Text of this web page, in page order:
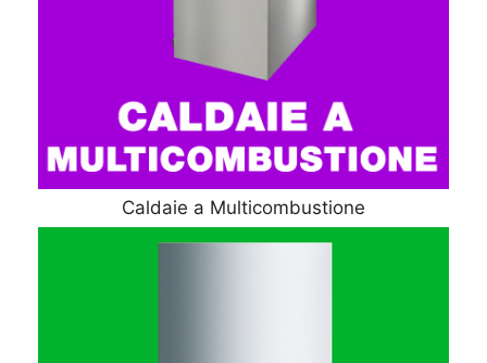
Caldaie a Multicombustione